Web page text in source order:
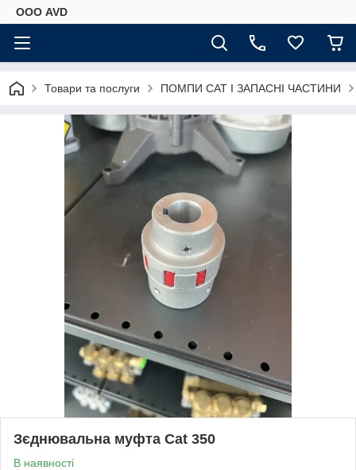
ООО AVD
Товари та послуги ПОМПИ CAT І ЗАПАСНІ ЧАСТИНИ
Зєднювальна муфта Cat 350
В наявності